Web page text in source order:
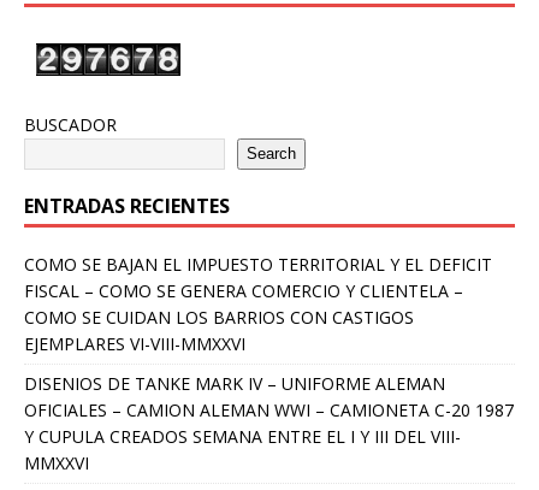
BUSCADOR
Search
ENTRADAS RECIENTES
COMO SE BAJAN EL IMPUESTO TERRITORIAL Y EL DEFICIT
FISCAL – COMO SE GENERA COMERCIO Y CLIENTELA –
COMO SE CUIDAN LOS BARRIOS CON CASTIGOS
EJEMPLARES VI-VIII-MMXXVI
DISENIOS DE TANKE MARK IV – UNIFORME ALEMAN
OFICIALES – CAMION ALEMAN WWI – CAMIONETA C-20 1987
Y CUPULA CREADOS SEMANA ENTRE EL I Y III DEL VIII-
MMXXVI